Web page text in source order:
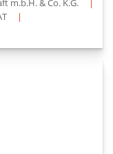
m.b.H. & Co. K.G.
|
|